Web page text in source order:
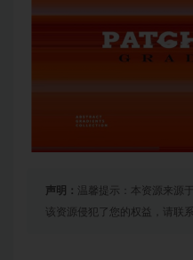
声明： 温馨提示：本资源来源
该资源侵犯了您的权益，请联